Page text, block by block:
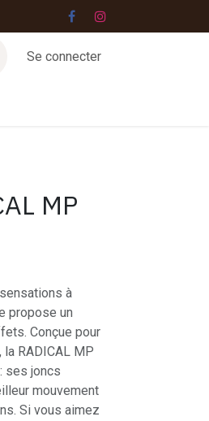
Se connecter
MP
à
propose un
Conçue pour
RADICAL MP
ses joncs
mouvement
Si vous aimez